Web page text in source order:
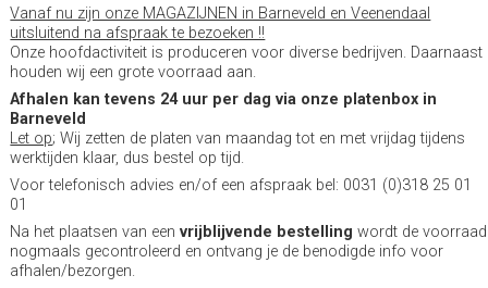
Vanaf nu zijn onze MAGAZIJNEN in Barneveld en Veenendaal
uitsluitend na afspraak te bezoeken !!
Onze hoofdactiviteit is produceren voor diverse bedrijven. Daarnaast
houden wij een grote voorraad aan.
Afhalen kan tevens 24 uur per dag via onze platenbox in
Barneveld
Let op; Wij zetten de platen van maandag tot en met vrijdag tijdens
werktijden klaar, dus bestel op tijd.
Voor telefonisch advies en/of een afspraak bel: 0031 (0)318 25 01
01
Na het plaatsen van eenvrijblijvende bestelling wordt de voorraad
nogmaals gecontroleerd en ontvang je de benodigde info voor
afhalen/bezorgen.